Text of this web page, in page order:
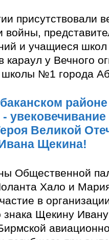
присутствовали
войны,
и учащиеся школ
у Вечного
№1 города
Великой
Щекина!
Общественной
Хало и
в
знака Щекину